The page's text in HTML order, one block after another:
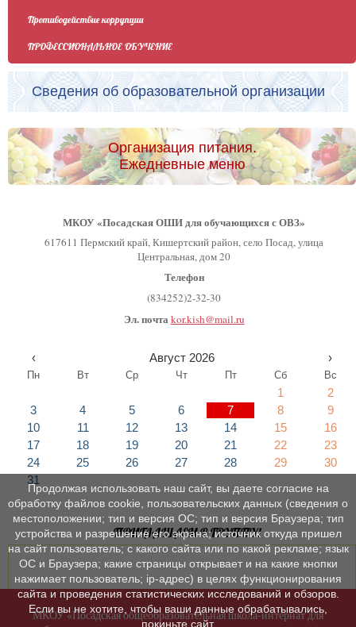
Противодействие коррупции
ПРОФЕССИОНАЛЬНОЕ ОБУЧЕНИЕ
Сведения об образовательной организации
Организация питания.
Ежедневные меню
МКОУ «Посадская ОШИ для обучающихся с ОВЗ»
617611 Пермский край, Кишертский район, село Посад, улица
Центральная, дом 20
Телефон
(834252)2-32-30
Эл. почта kor.kish@mail.ru
‹ Август 2026 ›
Пн Вт Ср Чт Пт Сб Вс
1
2
3
4 5 6 7 8
9
10
11 12 13 14 15
16
17
18 19 20 21 22
23
24
25 26 27 28 29
30
31
ПРИГЛАШАЕМ В ГРУППУ!
МКОУ «Посадская общеобразовательная школа-интернат для
Продолжая использовать наш сайт, вы даете согласие на
обработку файлов cookie, пользовательских данных (сведения о
местоположении; тип и версия ОС; тип и версия Браузера; тип
устройства и разрешение его экрана; источник откуда пришел
на сайт пользователь; с какого сайта или по какой рекламе; язык
ОС и Браузера; какие страницы открывает и на какие кнопки
нажимает пользователь; ip-адрес) в целях функционирования
сайта и проведения статистических исследований и обзоров.
Если вы не хотите, чтобы ваши данные обрабатывались,
покиньте сайт.